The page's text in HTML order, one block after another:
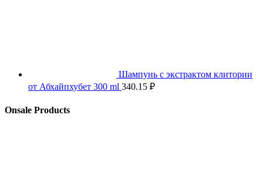
Шампунь с экстрактом клитории
от Абхайпхубет 300 ml 340.15 ₽
Onsale Products